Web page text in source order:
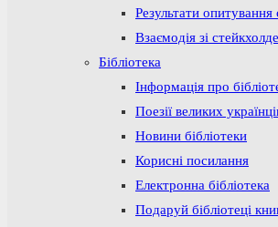
Результати опитування
Взаємодія зі
Бібліотека
Інформація про
Поезії великих
Новини бібліотеки
Корисні посилання
Електронна бібліотека
Подаруй бібліотеці